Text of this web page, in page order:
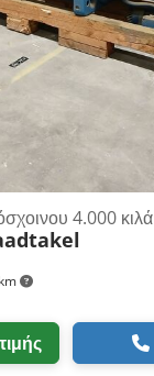
4.000 κιλά